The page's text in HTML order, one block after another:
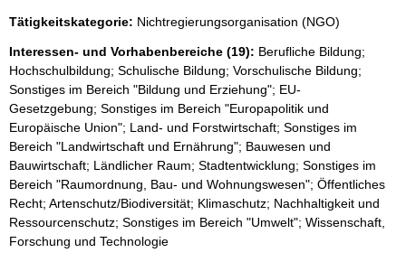
Tätigkeitskategorie: Nichtregierungsorganisation (NGO)
Interessen- und Vorhabenbereiche (19): Berufliche Bildung;
Hochschulbildung; Schulische Bildung; Vorschulische Bildung;
Sonstiges im Bereich "Bildung und Erziehung"; EU-
Gesetzgebung; Sonstiges im Bereich "Europapolitik und
Europäische Union"; Land- und Forstwirtschaft; Sonstiges im
Bereich "Landwirtschaft und Ernährung"; Bauwesen und
Bauwirtschaft; Ländlicher Raum; Stadtentwicklung; Sonstiges im
Bereich "Raumordnung, Bau- und Wohnungswesen"; Öffentliches
Recht; Artenschutz/Biodiversität; Klimaschutz; Nachhaltigkeit und
Ressourcenschutz; Sonstiges im Bereich "Umwelt"; Wissenschaft,
Forschung und Technologie